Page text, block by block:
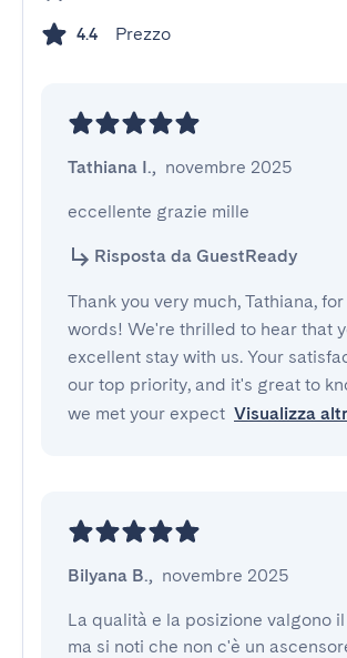
4.4 Prezzo
Tathiana I., novembre 2025
eccellente grazie mille
Risposta da GuestReady
Thank you very much, Tathiana,
words! We're thrilled to hear that
excellent stay with us. Your
our top priority, and it's great to
we met your expect Visualizza
Bilyana B., novembre 2025
La qualità e la posizione valgono
ma si noti che non c'è un